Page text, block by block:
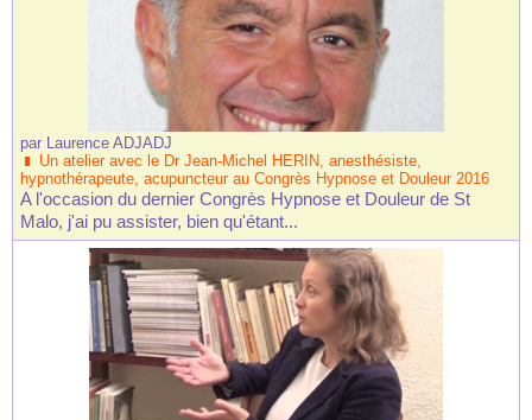
par Laurence ADJADJ
Un atelier avec le Dr Jean-Michel HERIN, anesthésiste,
hypnothérapeute, acupuncteur au Congrès Hypnose et Douleur 2016
A l'occasion du dernier Congrès Hypnose et Douleur de St
Malo, j'ai pu assister, bien qu'étant...